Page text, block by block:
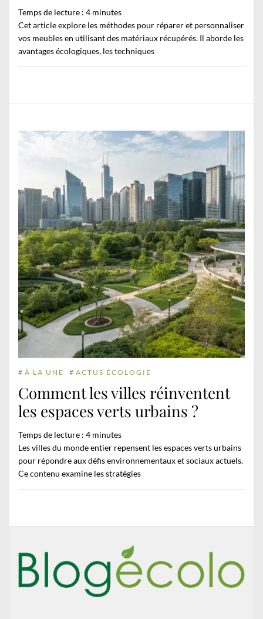
Temps de lecture : 4 minutes
Cet article explore les méthodes pour réparer et personnaliser
vos meubles en utilisant des matériaux récupérés. Il aborde les
avantages écologiques, les techniques
# À LA UNE # ACTUS ÉCOLOGIE
Comment les villes réinventent
les espaces verts urbains ?
Temps de lecture : 4 minutes
Les villes du monde entier repensent les espaces verts urbains
pour répondre aux défis environnementaux et sociaux actuels.
Ce contenu examine les stratégies